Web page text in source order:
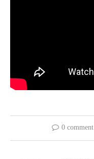
0 comment